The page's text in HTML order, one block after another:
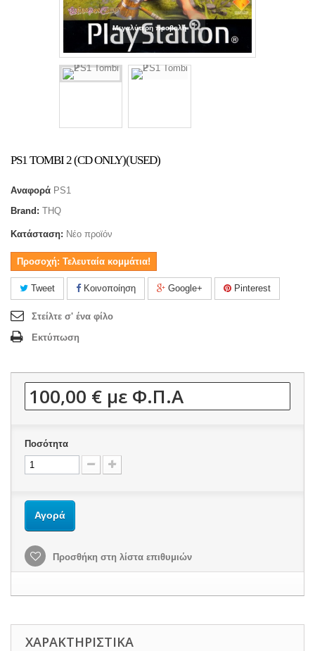
Μεγαλύτερη προβολή
PS1 TOMBI 2 (CD ONLY)(USED)
Αναφορά PS1
Brand: THQ
Κατάσταση: Νέο προϊόν
Προσοχή: Τελευταία κομμάτια!
Tweet Κοινοποίηση Google+ Pinterest
Στείλτε σ' ένα φίλο
Εκτύπωση
100,00 € με Φ.Π.Α
Ποσότητα
Αγορά
Προσθήκη στη λίστα επιθυμιών
ΧΑΡΑΚΤΗΡΙΣΤΙΚΆ